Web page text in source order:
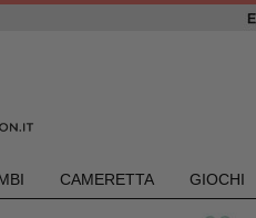
CAMERETTA GIOCHI